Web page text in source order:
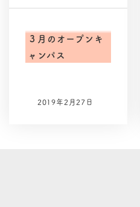
３月のオープンキ
ャンパス
2019年2月27日